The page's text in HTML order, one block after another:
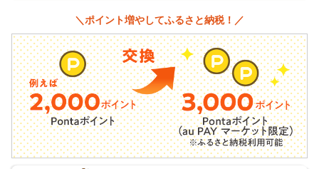
＼ポイント増やしてふるさと納税！／